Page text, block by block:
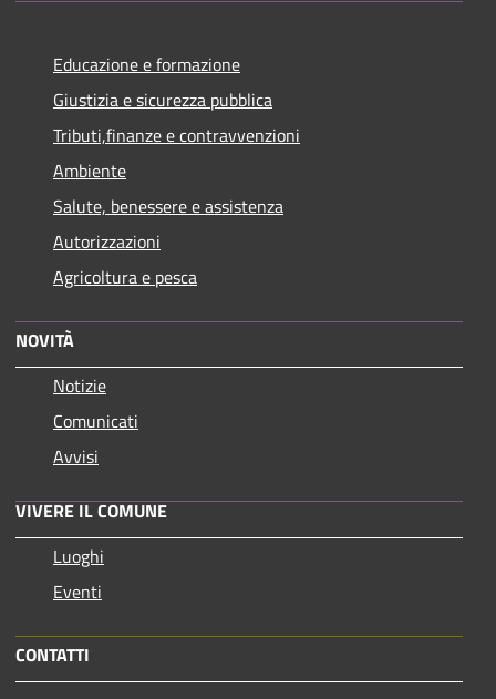
Educazione e formazione
Giustizia e sicurezza pubblica
Tributi,finanze e contravvenzioni
Ambiente
Salute, benessere e assistenza
Autorizzazioni
Agricoltura e pesca
NOVITÀ
Notizie
Comunicati
Avvisi
VIVERE IL COMUNE
Luoghi
Eventi
CONTATTI